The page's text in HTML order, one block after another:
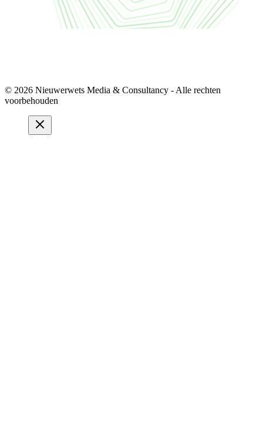
© 2026 Nieuwerwets Media & Consultancy - Alle rechten
voorbehouden